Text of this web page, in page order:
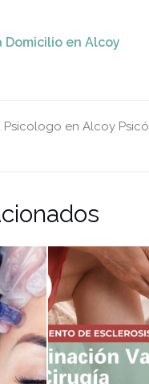
Domicilio en Alcoy
Psicologo en Alcoy